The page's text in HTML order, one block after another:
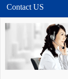
敏
键
言
流
时
Contact US